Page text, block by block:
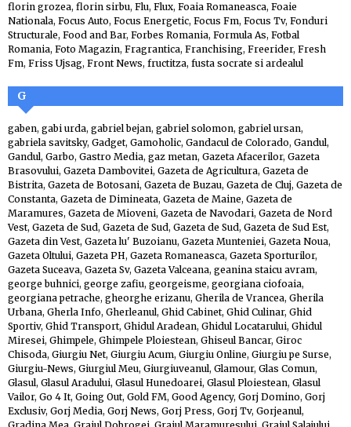
florin grozea, florin sirbu, Flu, Flux, Foaia Romaneasca, Foaie
Nationala, Focus Auto, Focus Energetic, Focus Fm, Focus Tv, Fonduri
Structurale, Food and Bar, Forbes Romania, Formula As, Fotbal
Romania, Foto Magazin, Fragrantica, Franchising, Freerider, Fresh
Fm, Friss Ujsag, Front News, fructitza, fusta socrate si ardealul
G
gaben, gabi urda, gabriel bejan, gabriel solomon, gabriel ursan,
gabriela savitsky, Gadget, Gamoholic, Gandacul de Colorado, Gandul,
Gandul, Garbo, Gastro Media, gaz metan, Gazeta Afacerilor, Gazeta
Brasovului, Gazeta Dambovitei, Gazeta de Agricultura, Gazeta de
Bistrita, Gazeta de Botosani, Gazeta de Buzau, Gazeta de Cluj, Gazeta de
Constanta, Gazeta de Dimineata, Gazeta de Maine, Gazeta de
Maramures, Gazeta de Mioveni, Gazeta de Navodari, Gazeta de Nord
Vest, Gazeta de Sud, Gazeta de Sud, Gazeta de Sud, Gazeta de Sud Est,
Gazeta din Vest, Gazeta lu' Buzoianu, Gazeta Munteniei, Gazeta Noua,
Gazeta Oltului, Gazeta PH, Gazeta Romaneasca, Gazeta Sporturilor,
Gazeta Suceava, Gazeta Sv, Gazeta Valceana, geanina staicu avram,
george buhnici, george zafiu, georgeisme, georgiana ciofoaia,
georgiana petrache, gheorghe erizanu, Gherila de Vrancea, Gherila
Urbana, Gherla Info, Gherleanul, Ghid Cabinet, Ghid Culinar, Ghid
Sportiv, Ghid Transport, Ghidul Aradean, Ghidul Locatarului, Ghidul
Miresei, Ghimpele, Ghimpele Ploiestean, Ghiseul Bancar, Giroc
Chisoda, Giurgiu Net, Giurgiu Acum, Giurgiu Online, Giurgiu pe Surse,
Giurgiu-News, Giurgiul Meu, Giurgiuveanul, Glamour, Glas Comun,
Glasul, Glasul Aradului, Glasul Hunedoarei, Glasul Ploiestean, Glasul
Vailor, Go 4 It, Going Out, Gold FM, Good Agency, Gorj Domino, Gorj
Exclusiv, Gorj Media, Gorj News, Gorj Press, Gorj Tv, Gorjeanul,